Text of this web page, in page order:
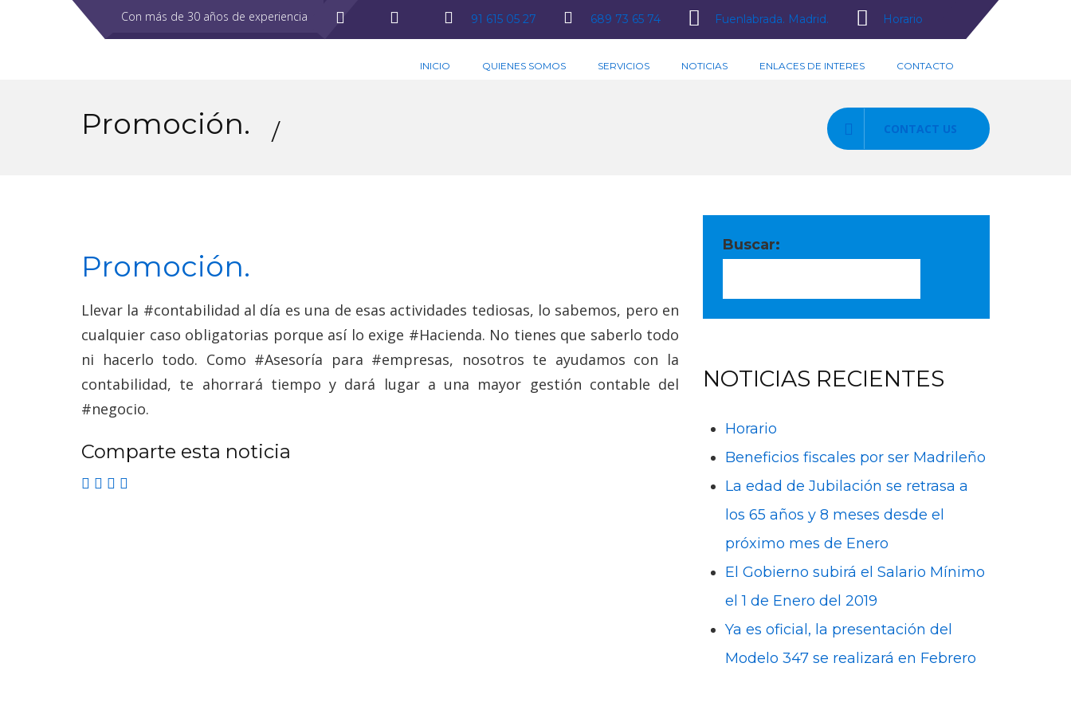
Con más de 30 años de experiencia 91 615 05 27 689 73 65 74 Fuenlabrada. Madrid. Horario
INICIO QUIENES SOMOS SERVICIOS NOTICIAS ENLACES DE INTERES CONTACTO
Promoción. CONTACT US
Promoción.
Llevar la #contabilidad al día es una de esas actividades tediosas, lo sabemos, pero en
cualquier caso obligatorias porque así lo exige #Hacienda. No tienes que saberlo todo
ni hacerlo todo. Como #Asesoría para #empresas, nosotros te ayudamos con la
contabilidad, te ahorrará tiempo y dará lugar a una mayor gestión contable del
#negocio.
Comparte esta noticia
Buscar:
NOTICIAS RECIENTES
Horario
Beneficios fiscales por ser Madrileño
La edad de Jubilación se retrasa a
los 65 años y 8 meses desde el
próximo mes de Enero
El Gobierno subirá el Salario Mínimo
el 1 de Enero del 2019
Ya es oficial, la presentación del
Modelo 347 se realizará en Febrero